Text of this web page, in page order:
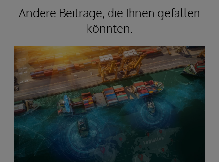
Andere Beiträge, die Ihnen gefallen
könnten.